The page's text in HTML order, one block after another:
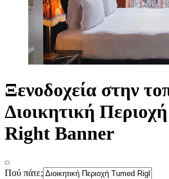
Ξενοδοχεία στην
Διοικητική
Right Banner
Πού πάτε;